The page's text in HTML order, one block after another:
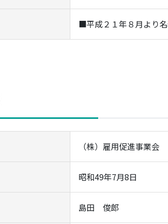
■平成２１年８月より
（株）雇用促進事業会
昭和49年7月8日
島田 俊郎